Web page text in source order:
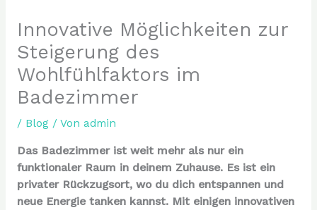
Innovative Möglichkeiten zur
Steigerung des
Wohlfühlfaktors im
Badezimmer
/ Blog/ Von admin
Das Badezimmer ist weit mehr als nur ein
funktionaler Raum in deinem Zuhause. Es ist ein
privater Rückzugsort, wo du dich entspannen und
neue Energie tanken kannst. Mit einigen innovativen